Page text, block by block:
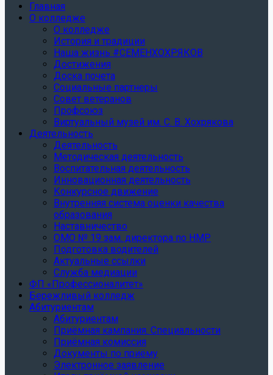
Главная
О колледже
О колледже
История и традиции
Наша жизнь #СЕМЕНХОХРЯКОВ
Достижения
Доска почета
Социальные партнеры
Совет ветеранов
Профсоюз
Виртуальный музей им. С. В. Хохрякова
Деятельность
Деятельность
Методическая деятельность
Воспитательная деятельность
Инновационная деятельность
Конкурсное движение
Внутренняя система оценки качества
образования
Наставничество
ОМО № 19 зам. директора по НМР
Подготовка водителей
Актуальные ссылки
Служба медиации
ФП «Профессионалитет»
Бережливый колледж
Абитуриентам
Абитуриентам
Приёмная кампания. Специальности
Приёмная комиссия
Документы по приёму
Электронное заявление